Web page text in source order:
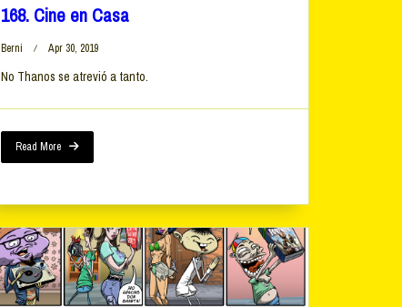
168. Cine en Casa
Berni Apr 30, 2019
No Thanos se atrevió a tanto.
Read More